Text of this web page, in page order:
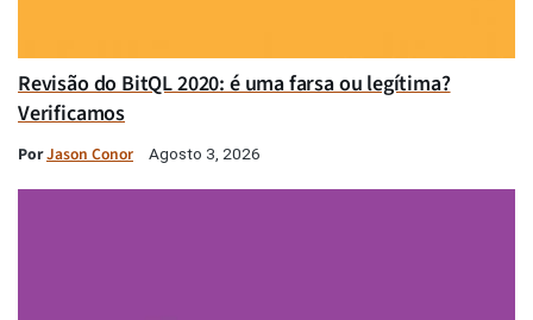
Revisão do BitQL 2020: é uma farsa ou legítima?
Verificamos
PorJason Conor Agosto 3, 2026